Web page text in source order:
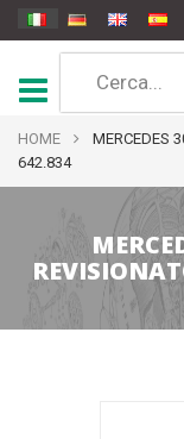
HOME
MERCEDES
642.834